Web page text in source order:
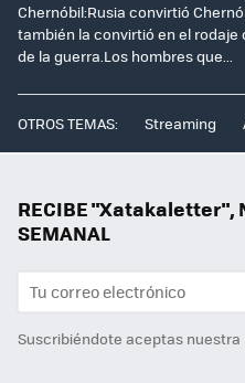
Chernóbil:Rusia convirtió
también la convirtió en el
de la guerra.Los hombres que...
OTROS TEMAS: Streaming
RECIBE "Xatakaletter",
SEMANAL
Suscribiéndote aceptas nuestra